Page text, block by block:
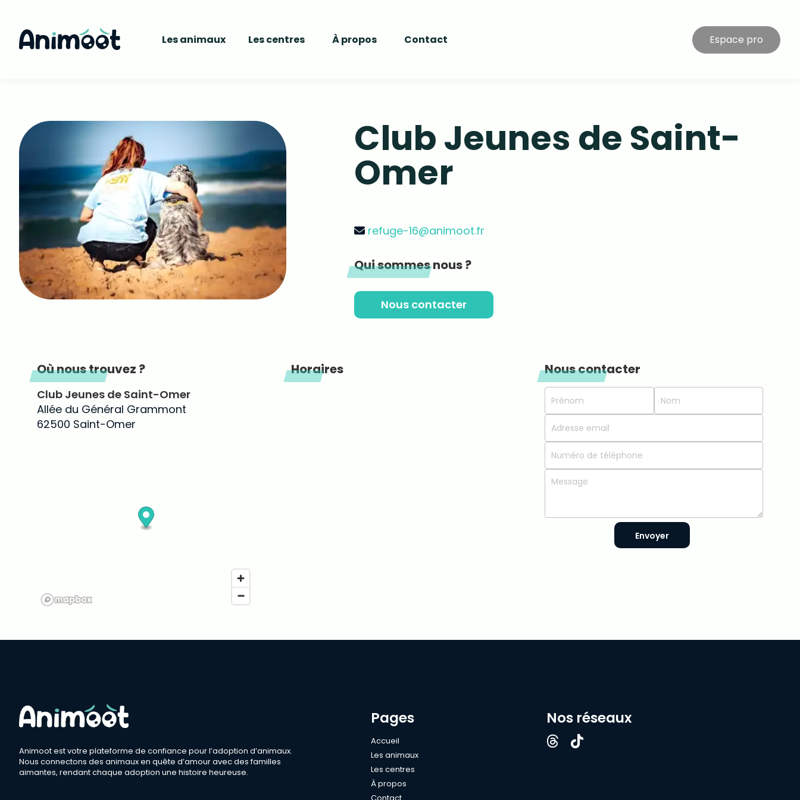
Les animaux Les centres À propos Contact Espace pro
Club Jeunes de Saint-
Omer
refuge-16@animoot.fr
Qui sommes nous ?
Nous contacter
Où nous trouvez ?
Club Jeunes de Saint-Omer
Allée du Général Grammont
62500 Saint-Omer
Horaires Nous contacter
Envoyer
Animoot est votre plateforme de confiance pour l’adoption d’animaux.
Nous connectons des animaux en quête d’amour avec des familles
aimantes, rendant chaque adoption une histoire heureuse.
Pages
Accueil
Les animaux
Les centres
À propos
Nos réseaux